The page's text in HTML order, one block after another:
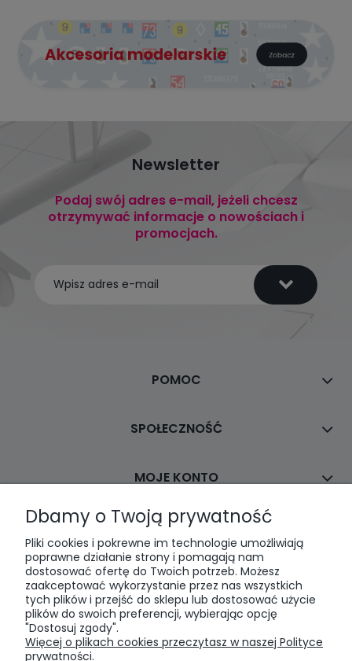
Newsletter
Podaj swój adres e-mail, jeżeli chcesz
otrzymywać informacje o nowościach i
promocjach.
POMOC
SPOŁECZNOŚĆ
MOJE KONTO
PŁATNOŚCI I DOSTAWA
INFORMACJE
O NAS
Dbamy o Twoją prywatność
Pliki cookies i pokrewne im technologie umożliwiają
poprawne działanie strony i pomagają nam
dostosować ofertę do Twoich potrzeb. Możesz
zaakceptować wykorzystanie przez nas wszystkich
tych plików i przejść do sklepu lub dostosować użycie
plików do swoich preferencji, wybierając opcję
"Dostosuj zgody".
Więcej o plikach cookies przeczytasz w naszej Polityce
prywatności.